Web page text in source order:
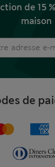
de 15
maison
de